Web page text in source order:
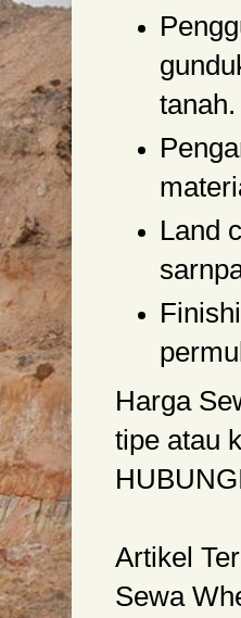
tanah.
Land
Harga
tipe atau
Artikel
Sewa